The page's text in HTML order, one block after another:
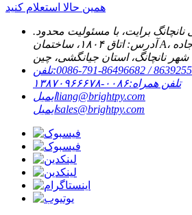
همین حالا استعلام کنید
برایت، با مسئولیت محدود.
آدرس: اتاق ۱۸۰۴، ساختمان A، خیابان تانگ‌نینگ، جاده
شهر نانچانگ، استان جیانگشی، چین
تلفن:‎0086-791-86496682 /
تلفن همراه:۰۰۸۶-۱۳۸۷۰۹۶۶۶۷۸
ایمیلliang@brightpy.com
ایمیلsales@brightpy.com